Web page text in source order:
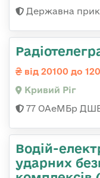
Державна
від 20100 до
Кривий Ріг
77 ОАеМБр ДШВ
Водій-
ударних